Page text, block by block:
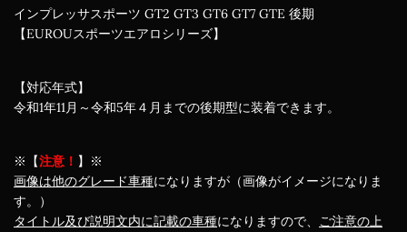
え
インプレッサスポーツ GT2 GT3 GT6 GT7 GTE 後期
【EUROUスポーツエアロシリーズ】
【対応年式】
令和1年11月～令和5年４月までの後期型に装着できます。
※【注意！ 】※
画像は他のグレード車種になりますが（画像がイメージになりま
す。）
タイトル及び説明文内に記載の車種になりますので、 ご注意の上